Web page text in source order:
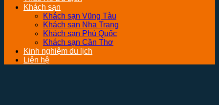
Khách sạn
Khách sạn Vũng Tàu
Khách sạn Nha Trang
Khách sạn Phú Quốc
Khách sạn Cần Thơ
Kinh nghiệm du lịch
Liên hệ